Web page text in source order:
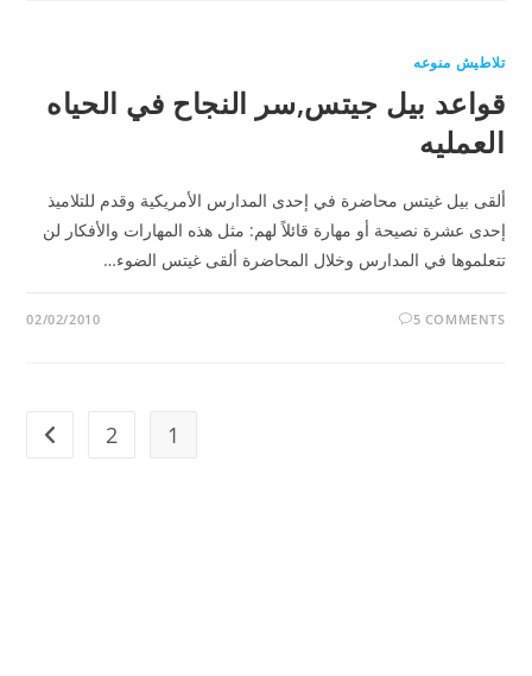
تلاطيش منوعه
قواعد بيل جيتس,سر النجاح في الحياه
العمليه
ألقى بيل غيتس محاضرة في إحدى المدارس الأمريكية وقدم للتلاميذ
إحدى عشرة نصيحة أو مهارة قائلاً لهم: مثل هذه المهارات والأفكار لن
تتعلموها في المدارس وخلال المحاضرة ألقى غيتس الضوء…
5 COMMENTS
02/02/2010
1
2
page